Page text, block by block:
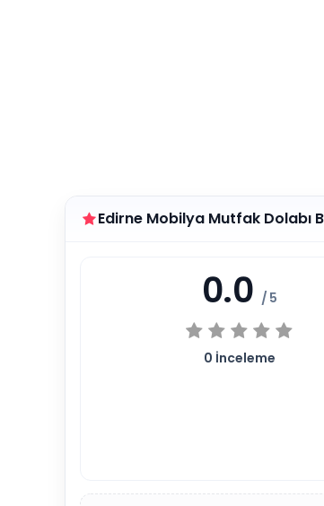
Edirne Mobilya Mutfak Dolabı
0.0 / 5
0 İnceleme